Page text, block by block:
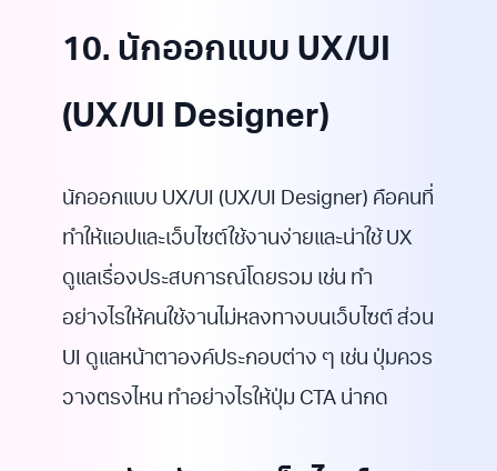
10. นักออกแบบ UX/UI
(UX/UI Designer)
นักออกแบบ UX/UI (UX/UI Designer) คือคนที่
ทำให้แอปและเว็บไซต์ใช้งานง่ายและน่าใช้ UX
ดูแลเรื่องประสบการณ์โดยรวม เช่น ทำ
อย่างไรให้คนใช้งานไม่หลงทางบนเว็บไซต์ ส่วน
UI ดูแลหน้าตาองค์ประกอบต่าง ๆ เช่น ปุ่มควร
วางตรงไหน ทำอย่างไรให้ปุ่ม CTA น่ากด